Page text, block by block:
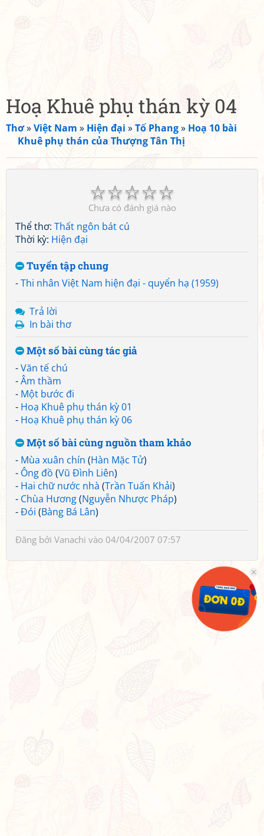
Hoạ Khuê phụ thán kỳ 04
Thơ»Việt Nam » Hiện đại »Tố Phang» Hoạ 10 bài
Khuê phụ thán của Thượng Tân Thị
☆
☆
☆
☆
☆
Chưa có đánh giá nào
Thể thơ: Thất ngôn bát cú
Thời kỳ: Hiện đại
Tuyển tập chung
-Thi nhân Việt Nam hiện đại - quyển hạ (1959)
Trả lời
In bài thơ
Một số bài cùng tác giả
-Văn tế chú
-Âm thầm
- Một bước đi
- Hoạ Khuê phụ thán kỳ 01
- Hoạ Khuê phụ thán kỳ 06
Một số bài cùng nguồn tham khảo
- Mùa xuân chín (Hàn Mặc Tử)
- Ông đồ (Vũ Đình Liên)
- Hai chữ nước nhà (Trần Tuấn Khải)
- Chùa Hương(Nguyễn Nhược Pháp)
-Đói (Bàng Bá Lân)
Đăng bởi Vanachi vào 04/04/2007 07:57